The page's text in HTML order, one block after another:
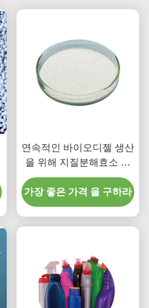
연속적인 바이오디젤 생산
을 위해 지질분해효소 기
반 원자로의 가능성을 조
사하기
가장 좋은 가격 을 구하라